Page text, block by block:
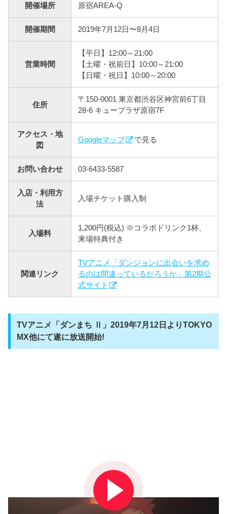
開催場所 原宿AREA-Q
開催期間 2019年7月12日〜8月4日
営業時間
【平日】12:00～21:00
【土曜・祝前日】10:00～21:00
【日曜・祝日】10:00～20:00
住所
〒150-0001 東京都渋谷区神宮前6丁目
28-6 キュープラザ原宿7F
アクセス・地
図
Googleマップ で見る
お問い合わせ 03-6433-5587
入店・利用方
法
入場チケット購入制
入場料
1,200円(税込) ※コラボドリンク1杯、
来場特典付き
関連リンク
TVアニメ「ダンジョンに出会いを求め
るのは間違っているだろうか」第2期公
式サイト
TVアニメ「ダンまち Ⅱ」2019年7月12日よりTOKYO
MX他にて遂に放送開始!